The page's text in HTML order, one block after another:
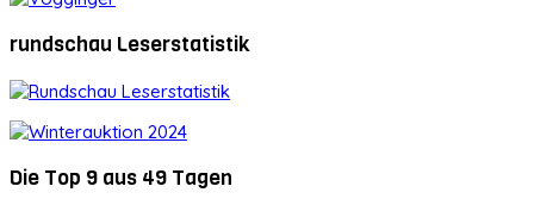
rundschau Leserstatistik
Die Top 9 aus 49 Tagen